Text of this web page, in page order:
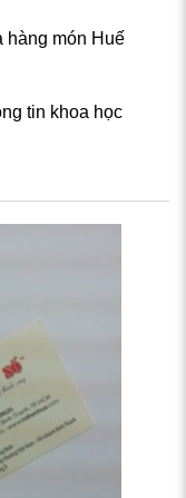
hàng món Huế
tin khoa học